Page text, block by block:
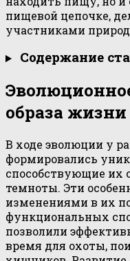
пищевой цепочке,
участниками
Содержание
образа жизни
В ходе эволюции у
формировались
способствующие их
темноты. Эти
изменениями в их
функциональных
позволили
время для охоты,